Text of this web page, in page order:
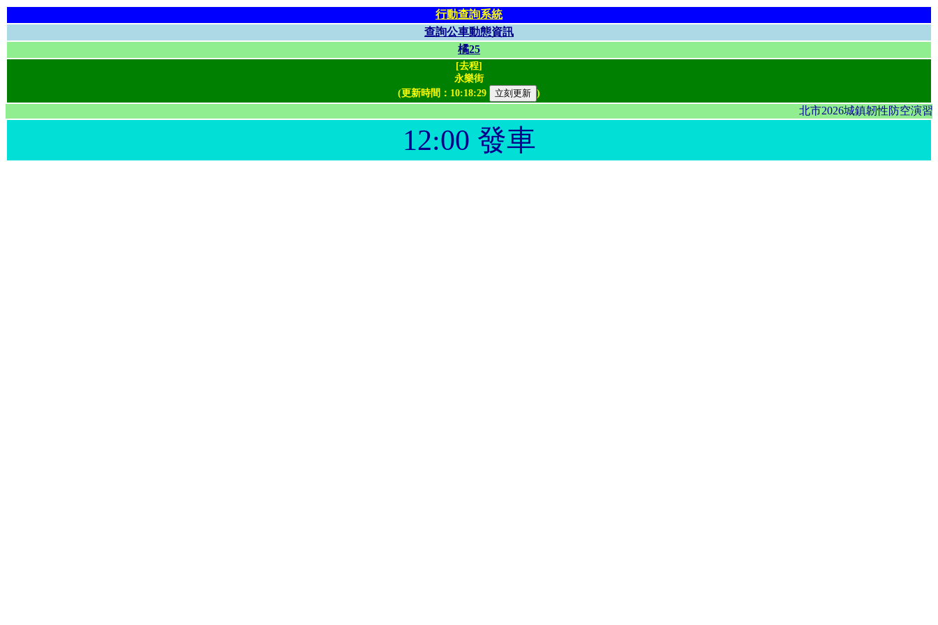
行動查詢系統
查詢公車動態資訊
橘25
[去程]
永樂街
(更新時間： 10:18:29 )
北市2026城鎮韌性防空
12:00 發車